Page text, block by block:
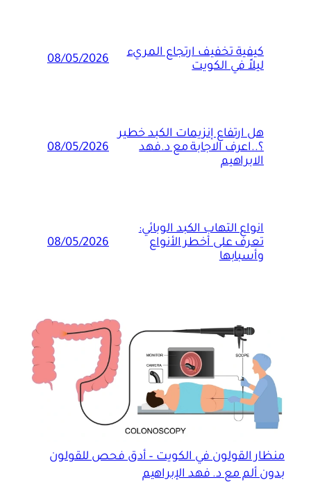
كيفية تخفيف ارتجاع المريء
ليلاً في الكويت
08/05/2026
هل ارتفاع إنزيمات الكبد خطير
؟..اعرف الاجابة مع د.فهد
الابراهيم
08/05/2026
انواع التهاب الكبد الوبائي:
تعرف على أخطر الأنواع
وأسبابها
08/05/2026
منظار القولون في الكويت – أدق فحص للقولون
بدون ألم مع د. فهد الإبراهيم